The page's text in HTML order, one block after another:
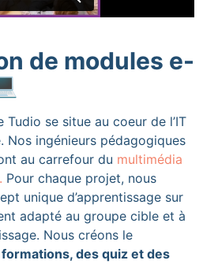
de modules e-
Tudio se situe au coeur de l’IT
Nos ingénieurs pédagogiques
au carrefour du multimédia
Pour chaque projet, nous
unique d’apprentissage sur
adapté au groupe cible et à
Nous créons le
des quiz et des